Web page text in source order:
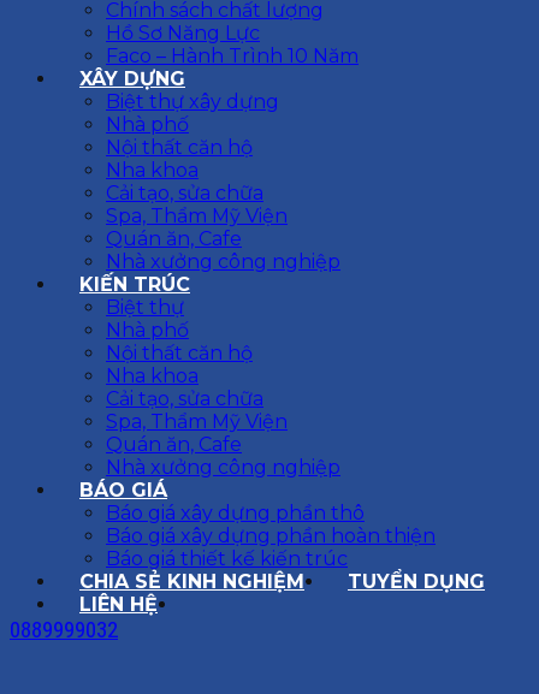
Chính sách chất lượng
Hồ Sơ Năng Lực
Faco – Hành Trình 10 Năm
XÂY DỰNG
Biệt thự xây dựng
Nhà phố
Nội thất căn hộ
Nha khoa
Cải tạo, sửa chữa
Spa, Thẩm Mỹ Viện
Quán ăn, Cafe
Nhà xưởng công nghiệp
KIẾN TRÚC
Biệt thự
Nhà phố
Nội thất căn hộ
Nha khoa
Cải tạo, sửa chữa
Spa, Thẩm Mỹ Viện
Quán ăn, Cafe
Nhà xưởng công nghiệp
BÁO GIÁ
Báo giá xây dựng phần thô
Báo giá xây dựng phần hoàn thiện
Báo giá thiết kế kiến trúc
CHIA SẺ KINH NGHIỆM
TUYỂN DỤNG
LIÊN HỆ
0889999032